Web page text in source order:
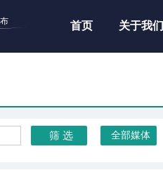
首页 关于我们
全部媒体